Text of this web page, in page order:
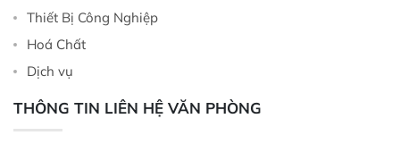
Thiết Bị Công Nghiệp
Hoá Chất
Dịch vụ
THÔNG TIN LIÊN HỆ VĂN PHÒNG